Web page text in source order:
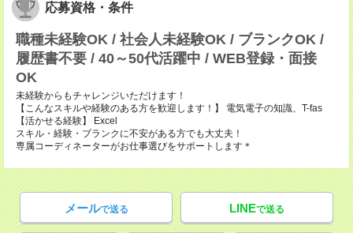
応募資格・条件
職種未経験OK / 社会人未経験OK / ブランクOK /
履歴書不要 / 40～50代活躍中 / WEB登録・面接
OK
未経験からもチャレンジいただけます！
【こんなスキルや経験のある方を歓迎します！】 電気電子の知識、T-fas
【活かせる経験】 Excel
スキル・経験・ブランクに不安がある方でも大丈夫！
専属コーディネーターがお仕事選びをサポートします＊
メールで送る LINEで送る